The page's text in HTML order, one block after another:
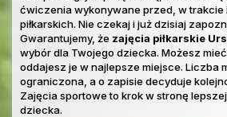
ćwiczenia wykonywane przed, w trakcie
piłkarskich. Nie czekaj i już dzisiaj
Gwarantujemy, że zajęcia piłkarskie
wybór dla Twojego dziecka. Możesz
oddajesz je w najlepsze miejsce. Liczba
ograniczona, a o zapisie decyduje
Zajęcia sportowe to krok w stronę
dziecka.